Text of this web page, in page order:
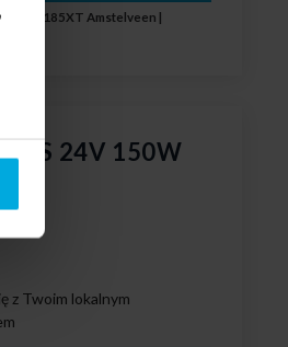
8, 1185XT Amstelveen |
LRS 24V 150W
z Twoim lokalnym